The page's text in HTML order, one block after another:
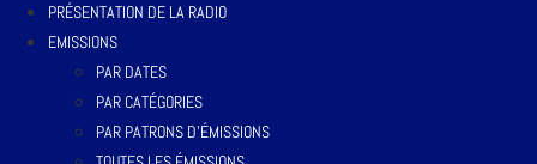
PRÉSENTATION DE LA RADIO
EMISSIONS
PAR DATES
PAR CATÉGORIES
PAR PATRONS D’ÉMISSIONS